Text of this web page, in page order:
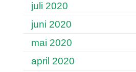
juli 2020
juni 2020
mai 2020
april 2020